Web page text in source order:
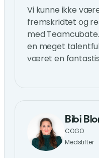
Vi kunne ikke
fremskridtet og
med
en meget
været en
Bibi
COGO
Medstifter